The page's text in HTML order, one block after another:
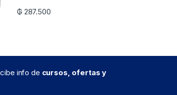
₲ 287.500
info de cursos, ofertas y